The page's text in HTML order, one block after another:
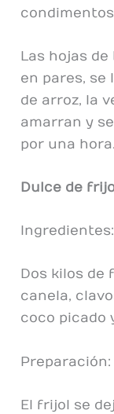
Las hojas
en pares, se
de arroz, la
amarran y
por una hora.
Dulce de
Ingredientes:
Dos kilos de
canela,
coco picado
Preparación:
El frijol se